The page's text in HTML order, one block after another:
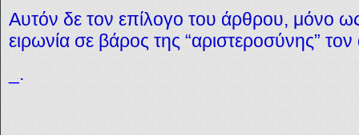
Αυτόν δε τον επίλογο του άρθρου, μόνο
ειρωνία σε βάρος της “αριστεροσύνης”
_.